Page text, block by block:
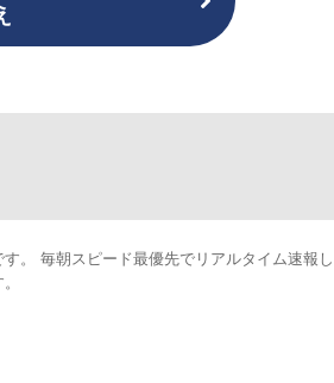
。 毎朝スピード最優先でリアルタイム速報し